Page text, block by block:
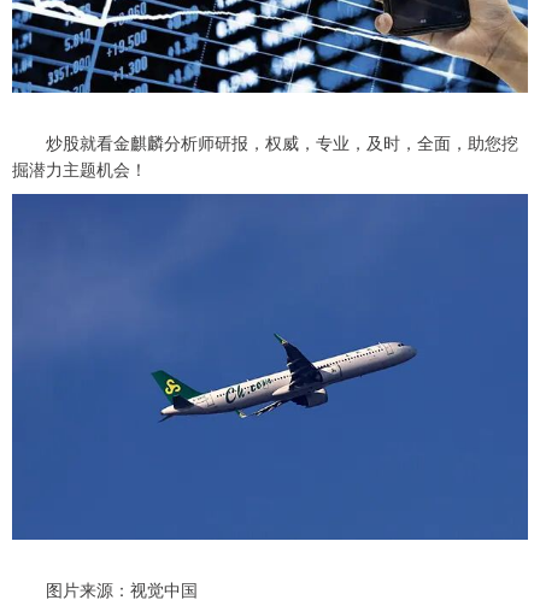
炒股就看金麒麟分析师研报，权威，专业，及时，全面，助您挖
掘潜力主题机会！
图片来源：视觉中国